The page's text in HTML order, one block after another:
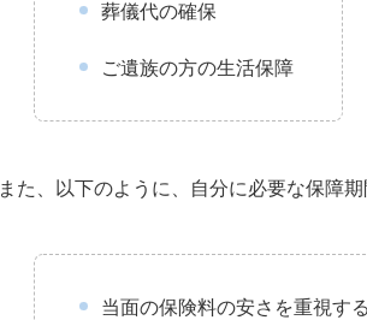
葬儀代の確保
ご遺族の方の生活保障
また、以下のように、自分に必要な保障期
当面の保険料の安さを重視す